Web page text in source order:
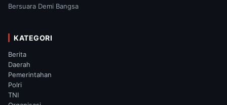
Bersuara Demi Bangsa
KATEGORI
Berita
Daerah
Pemerintahan
Polri
TNI